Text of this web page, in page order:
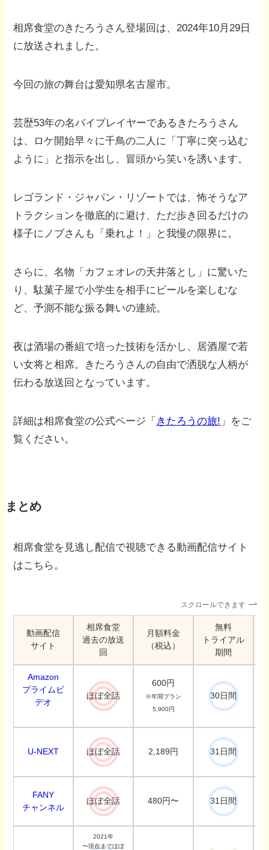
相席食堂のきたろうさん登場回は、2024年10月29日
に放送されました。
今回の旅の舞台は愛知県名古屋市。
芸歴53年の名バイプレイヤーであるきたろうさん
は、ロケ開始早々に千鳥の二人に「丁寧に突っ込む
ように」と指示を出し、冒頭から笑いを誘います。
レゴランド・ジャパン・リゾートでは、怖そうなア
トラクションを徹底的に避け、ただ歩き回るだけの
様子にノブさんも「乗れよ！」と我慢の限界に。
さらに、名物「カフェオレの天井落とし」に驚いた
り、駄菓子屋で小学生を相手にビールを楽しむな
ど、予測不能な振る舞いの連続。
夜は酒場の番組で培った技術を活かし、居酒屋で若
い女将と相席。きたろうさんの自由で洒脱な人柄が
伝わる放送回となっています。
詳細は相席食堂の公式ページ「 きたろうの旅! 」をご
覧ください。
まとめ
相席食堂を見逃し配信で視聴できる動画配信サイト
はこちら。
スクロールできます
動画配信
サイト
相席食堂
過去の放送
回
月額料金
（税込）
無料
トライアル
期間
Amazon
プライムビ
デオ
ほぼ全話
600円
※年間プラン
5,900円
30日間
U-NEXT ほぼ全話 2,189円 31日間
FANY
チャンネル
ほぼ全話 480円〜 31日間
2021年
〜現在までほぼ